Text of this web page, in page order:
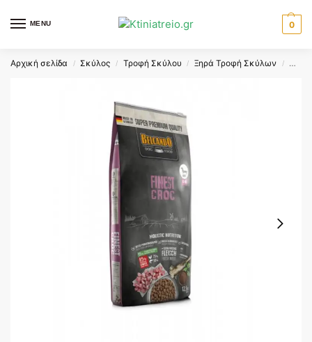
MENU 0
Αρχική σελίδα / Σκύλος / Τροφή Σκύλου / Ξηρά Τροφή Σκύλων /